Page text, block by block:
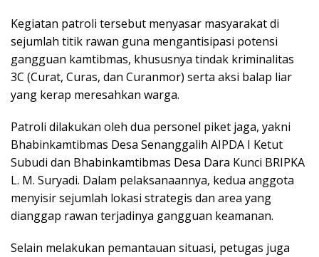
Kegiatan patroli tersebut menyasar masyarakat di
sejumlah titik rawan guna mengantisipasi potensi
gangguan kamtibmas, khususnya tindak kriminalitas
3C (Curat, Curas, dan Curanmor) serta aksi balap liar
yang kerap meresahkan warga.
Patroli dilakukan oleh dua personel piket jaga, yakni
Bhabinkamtibmas Desa Senanggalih AIPDA I Ketut
Subudi dan Bhabinkamtibmas Desa Dara Kunci BRIPKA
L. M. Suryadi. Dalam pelaksanaannya, kedua anggota
menyisir sejumlah lokasi strategis dan area yang
dianggap rawan terjadinya gangguan keamanan.
Selain melakukan pemantauan situasi, petugas juga